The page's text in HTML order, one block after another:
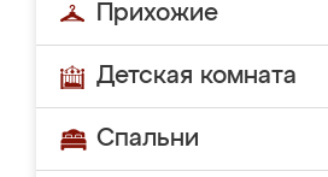
Прихожие
Детская комната
Спальни